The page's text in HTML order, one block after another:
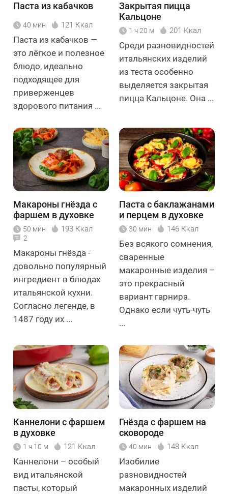
Паста из кабачков
40 мин 121 Ккал
Паста из кабачков —
это лёгкое и полезное
блюдо, идеально
подходящее для
приверженцев
здорового питания ...
Закрытая пицца
Кальцоне
1 ч 20 м 201 Ккал
Среди разновидностей
итальянских изделий
из теста особенно
выделяется закрытая
пицца Кальцоне. Она ...
Макароны гнёзда с
фаршем в духовке
50 мин 193 Ккал
2
Макароны гнёзда -
довольно популярный
ингредиент в блюдах
итальянской кухни.
Согласно легенде, в
1487 году их ...
Паста с баклажанами
и перцем в духовке
30 мин 146 Ккал
Без всякого сомнения,
сваренные
макаронные изделия –
это прекрасный
вариант гарнира.
Однако если чуть-чуть
...
Каннелони с фаршем
в духовке
1 ч 10 м 121 Ккал
Каннелони – особый
вид итальянской
пасты, который
Гнёзда с фаршем на
сковороде
40 мин 148 Ккал
Изобилие
разновидностей
макаронных изделий